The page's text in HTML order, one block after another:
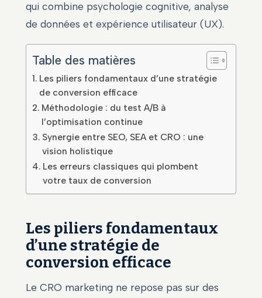
qui combine psychologie cognitive, analyse
de données et expérience utilisateur (UX).
Table des matières
Les piliers fondamentaux d’une stratégie
de conversion efficace
Méthodologie : du test A/B à
l’optimisation continue
Synergie entre SEO, SEA et CRO : une
vision holistique
Les erreurs classiques qui plombent
votre taux de conversion
Les piliers fondamentaux
d’une stratégie de
conversion efficace
Le CRO marketing ne repose pas sur des